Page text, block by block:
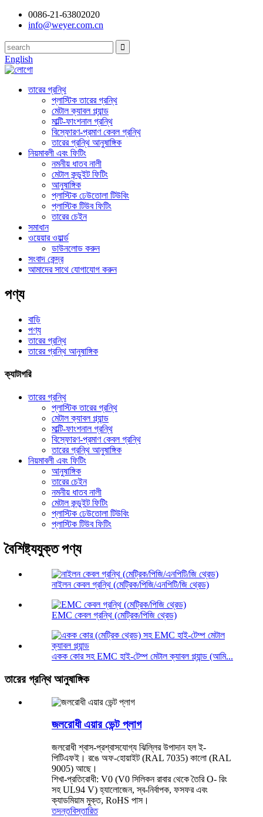
0086-21-63802020
info@weyer.com.cn
English
তারের গ্রন্থি
প্লাস্টিক তারের গ্রন্থি
মেটাল ক্যাবল গ্ল্যান্ড
মাল্টি-ফাংশনাল গ্রন্থি
বিস্ফোরণ-প্রমাণ কেবল গ্রন্থি
তারের গ্রন্থি আনুষাঙ্গিক
নিয়মাবলী এবং ফিটিং
নমনীয় ধাতব নালী
মেটাল কন্ডুইট ফিটিং
আনুষাঙ্গিক
প্লাস্টিক ঢেউতোলা টিউবিং
প্লাস্টিক টিউব ফিটিং
তারের চেইন
সমাধান
ওয়েয়ার ওয়ার্ল্ড
ডাউনলোড করুন
সংবাদ কেন্দ্র
আমাদের সাথে যোগাযোগ করুন
পণ্য
বাড়ি
পণ্য
তারের গ্রন্থি
তারের গ্রন্থি আনুষাঙ্গিক
ক্যাটাগরি
তারের গ্রন্থি
প্লাস্টিক তারের গ্রন্থি
মেটাল ক্যাবল গ্ল্যান্ড
মাল্টি-ফাংশনাল গ্রন্থি
বিস্ফোরণ-প্রমাণ কেবল গ্রন্থি
তারের গ্রন্থি আনুষাঙ্গিক
নিয়মাবলী এবং ফিটিং
আনুষাঙ্গিক
তারের চেইন
নমনীয় ধাতব নালী
মেটাল কন্ডুইট ফিটিং
প্লাস্টিক ঢেউতোলা টিউবিং
প্লাস্টিক টিউব ফিটিং
বৈশিষ্ট্যযুক্ত পণ্য
নাইলন কেবল গ্রন্থি (মেট্রিক/পিজি/এনপিটি/জি থ্রেড)
EMC কেবল গ্রন্থি (মেট্রিক/পিজি থ্রেড)
একক কোর সহ EMC হাই-টেম্প মেটাল ক্যাবল গ্ল্যান্ড (আমি...
তারের গ্রন্থি আনুষাঙ্গিক
জলরোধী এয়ার ভেন্ট প্লাগ
জলরোধী শ্বাস-প্রশ্বাসযোগ্য ঝিল্লির উপাদান হল ই-
পিটিএফই। রঙে অফ-হোয়াইট (RAL 7035) কালো (RAL
9005) আছে।
শিখা-প্রতিরোধী: V0 (V0 সিলিকন রাবার থেকে তৈরি O- রিং
সহ UL94 V) হ্যালোজেন, স্ব-নির্বাপক, ফসফর এবং
ক্যাডমিয়াম মুক্ত, RoHS পাস।
তদন্তবিস্তারিত